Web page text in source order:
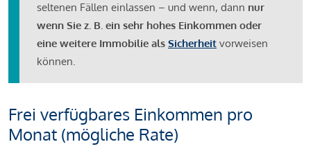
seltenen Fällen einlassen – und wenn, dann nur
wenn Sie z. B. ein sehr hohes Einkommen oder
eine weitere Immobilie als Sicherheit vorweisen
können.
Frei verfügbares Einkommen pro
Monat (mögliche Rate)